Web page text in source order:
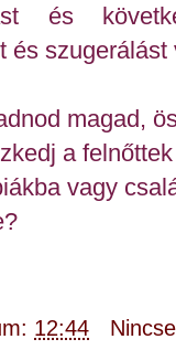
és
és
magad,
a
vagy
12:44